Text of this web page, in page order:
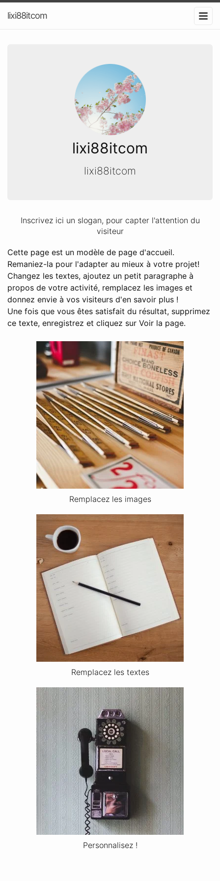
lixi88itcom
lixi88itcom
lixi88itcom
Inscrivez ici un slogan, pour capter l'attention du
visiteur
Cette page est un modèle de page d'accueil.
Remaniez-la pour l'adapter au mieux à votre projet!
Changez les textes, ajoutez un petit paragraphe à
propos de votre activité, remplacez les images et
donnez envie à vos visiteurs d'en savoir plus !
Une fois que vous êtes satisfait du résultat, supprimez
ce texte, enregistrez et cliquez sur Voir la page.
Remplacez les images
Remplacez les textes
Personnalisez !